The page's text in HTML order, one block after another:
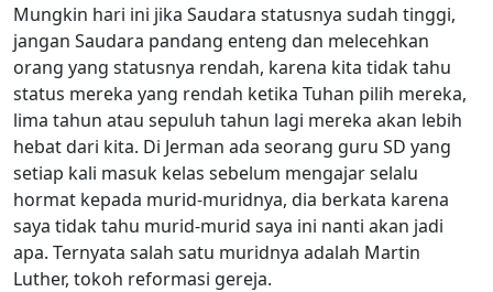
Mungkin hari ini jika Saudara statusnya sudah tinggi,
jangan Saudara pandang enteng dan melecehkan
orang yang statusnya rendah, karena kita tidak tahu
status mereka yang rendah ketika Tuhan pilih mereka,
lima tahun atau sepuluh tahun lagi mereka akan lebih
hebat dari kita. Di Jerman ada seorang guru SD yang
setiap kali masuk kelas sebelum mengajar selalu
hormat kepada murid-muridnya, dia berkata karena
saya tidak tahu murid-murid saya ini nanti akan jadi
apa. Ternyata salah satu muridnya adalah Martin
Luther, tokoh reformasi gereja.